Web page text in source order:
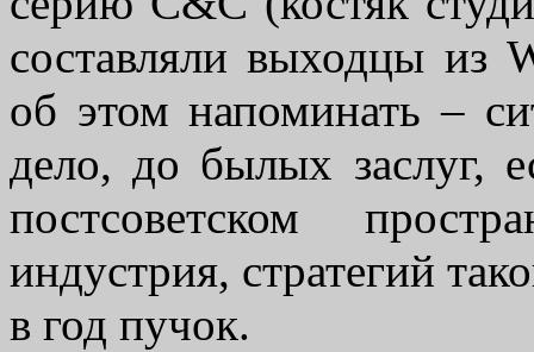
составляли выходцы из
об этом напоминать –
дело, до былых заслуг,
постсоветском
индустрия, стратегий
в год пучок.